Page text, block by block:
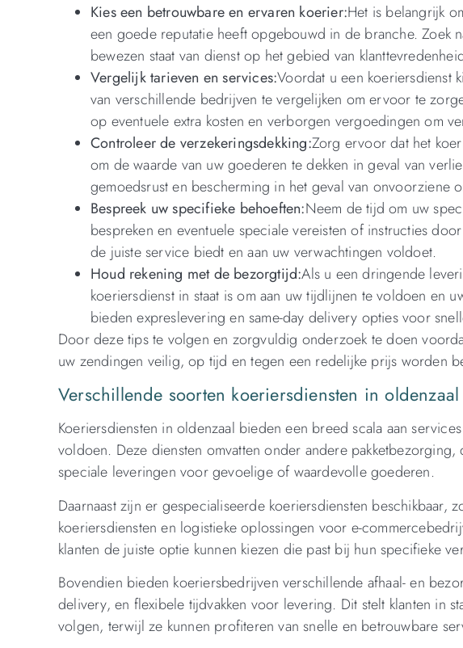
Kies een betrouwbare en ervaren koerier:Het is belangrijk
een goede reputatie heeft opgebouwd in de branche. Zoek
bewezen staat van dienst op het gebied van
Vergelijk tarieven en services:Voordat u een koeriersdienst
van verschillende bedrijven te vergelijken om ervoor te
op eventuele extra kosten en verborgen vergoedingen om
Controleer de verzekeringsdekking:Zorg ervoor dat het
om de waarde van uw goederen te dekken in geval van
gemoedsrust en bescherming in het geval van onvoorziene
Bespreek uw specifieke behoeften:Neem de tijd om uw
bespreken en eventuele speciale vereisten of instructies
de juiste service biedt en aan uw verwachtingen voldoet.
Houd rekening met de bezorgtijd:Als u een dringende
koeriersdienst in staat is om aan uw tijdlijnen te voldoen en
bieden expreslevering en same-day delivery opties voor
Door deze tips te volgen en zorgvuldig onderzoek te doen
uw zendingen veilig, op tijd en tegen een redelijke prijs worden
Verschillende soorten koeriersdiensten in oldenzaal
Koeriersdiensten in oldenzaal bieden een breed scala aan
voldoen. Deze diensten omvatten onder andere
speciale leveringen voor gevoelige of waardevolle goederen.
Daarnaast zijn er gespecialiseerde koeriersdiensten beschikbaar,
koeriersdiensten en logistieke oplossingen voor e-
klanten de juiste optie kunnen kiezen die past bij hun specifieke
Bovendien bieden koeriersbedrijven verschillende afhaal- en
delivery, en flexibele tijdvakken voor levering. Dit stelt klanten in
volgen, terwijl ze kunnen profiteren van snelle en betrouwbare